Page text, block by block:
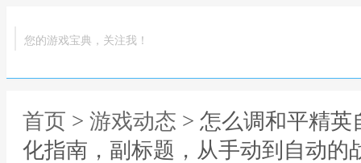
您的游戏宝典，关注我！
首页 > 游戏动态 > 怎么调和平精
化指南，副标题，从手动到自动的